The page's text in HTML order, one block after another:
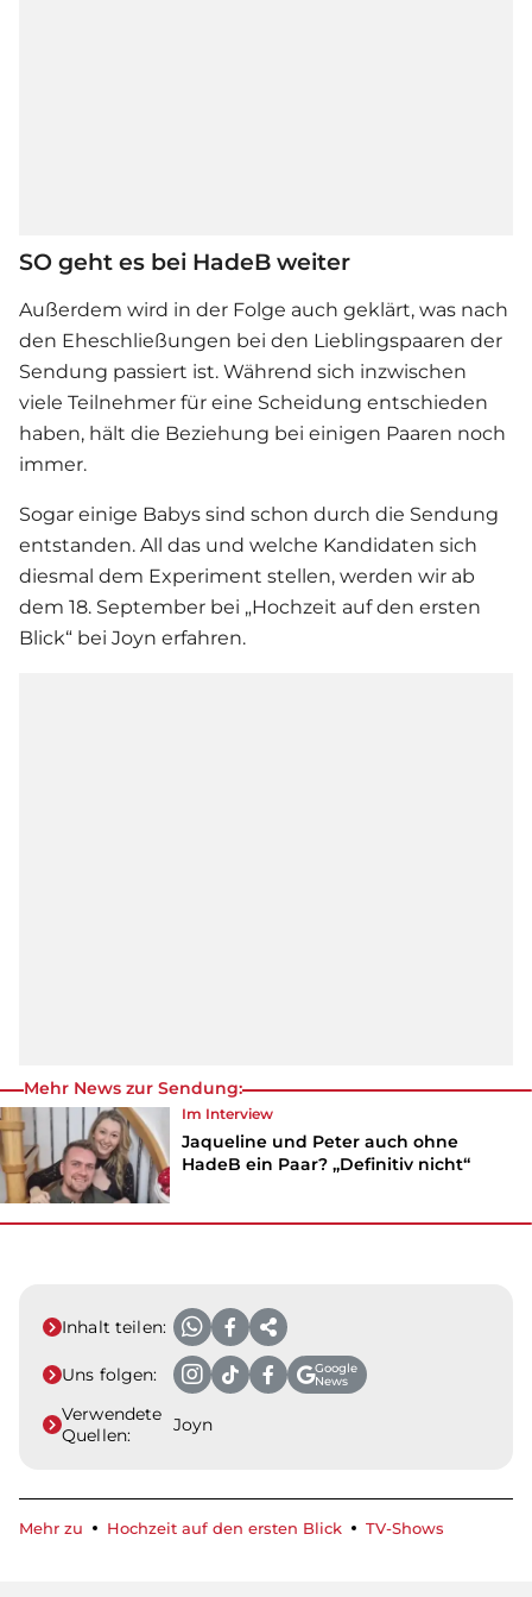
SO geht es bei HadeB weiter
Außerdem wird in der Folge auch geklärt, was nach
den Eheschließungen bei den Lieblingspaaren der
Sendung passiert ist. Während sich inzwischen
viele Teilnehmer für eine Scheidung entschieden
haben, hält die Beziehung bei einigen Paaren noch
immer.
Sogar einige Babys sind schon durch die Sendung
entstanden. All das und welche Kandidaten sich
diesmal dem Experiment stellen, werden wir ab
dem 18. September bei „Hochzeit auf den ersten
Blick“ bei Joyn erfahren.
Mehr News zur Sendung:
Im Interview
Jaqueline und Peter auch ohne
HadeB ein Paar? „Definitiv nicht“
Inhalt teilen:
Uns folgen:
Google
News
Verwendete
Quellen:
Joyn
Mehr zu Hochzeit auf den ersten Blick TV-Shows